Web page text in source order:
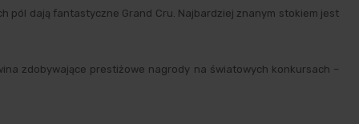
pól dają fantastyczne Grand Cru. Najbardziej znanym stokiem jest
zdobywające prestiżowe nagrody na światowych konkursach –